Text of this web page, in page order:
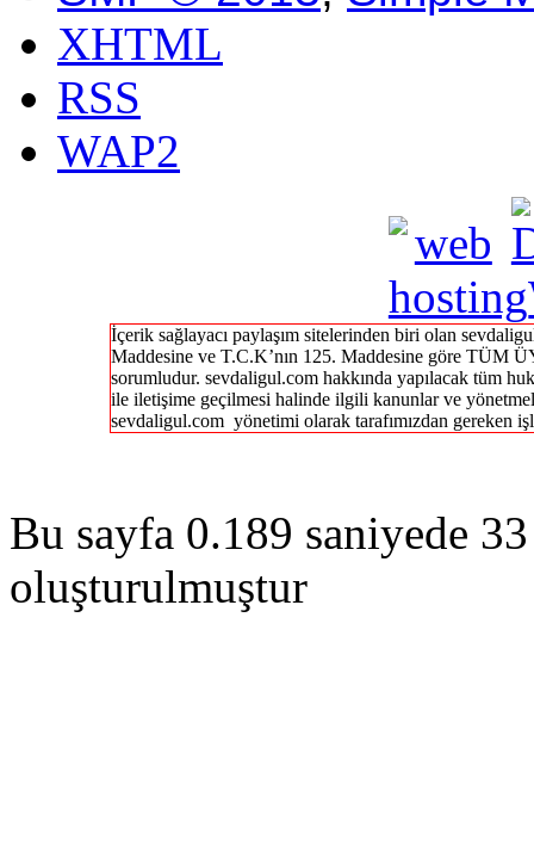
XHTML
RSS
WAP2
İçerik sağlayacı paylaşım sitelerinden biri olan
Maddesine ve T.C.K’nın 125. Maddesine göre TÜM
sorumludur. sevdaligul.com hakkında yapılacak tüm
ile iletişime geçilmesi halinde ilgili kanunlar ve
sevdaligul.com yönetimi olarak tarafımızdan gereken
Bu sayfa 0.189 saniyede
oluşturulmuştur